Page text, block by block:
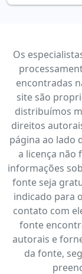
Os
encontradas
site são
distribuímos
direitos
página ao lado
a licença não
informações
fonte seja
indicado para
contato com
fonte
autorais e
da fonte,